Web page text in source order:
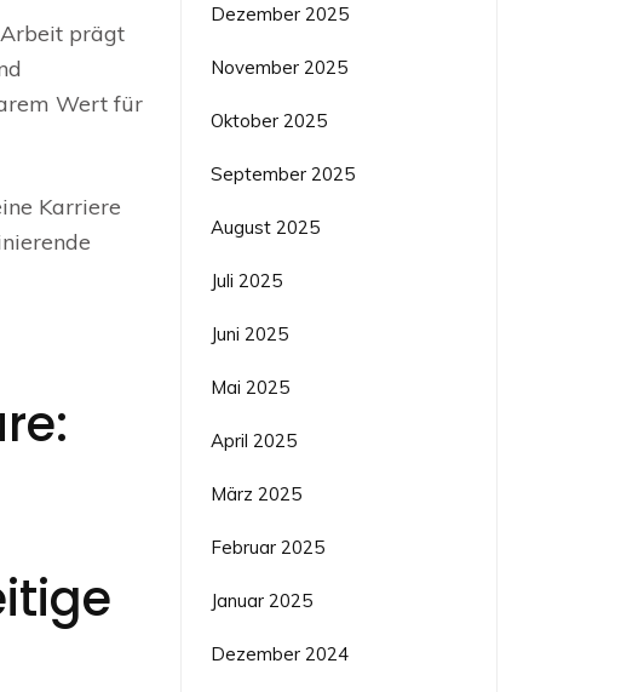
prägt
Wert für
Karriere
Dezember 2025
November 2025
Oktober 2025
September 2025
August 2025
Juli 2025
Juni 2025
Mai 2025
April 2025
März 2025
Februar 2025
Januar 2025
Dezember 2024